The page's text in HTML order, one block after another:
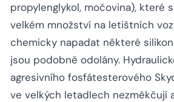
propylenglykol, močovina), které
velkém množství na letištních
chemicky napadat některé
jsou podobně odolány.
agresivního fosfátesterového
ve velkých letadlech nezměkčují